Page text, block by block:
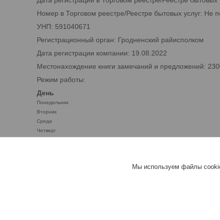
Номер в Торговом реестре/Реестре бытовых услуг: Не
УНП: 591040671
Регистрационный орган: Гродненский райисполком
Дата регистрации компании: 19.08.2022
Местонахождение книги замечаний и предложений:
Режим работы:
День
Понедельник
Вторник
Среда
Четверг
Мы используем файлы